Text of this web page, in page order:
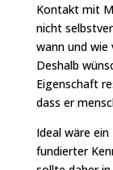
Kontakt mit
nicht
wann und
Deshalb
Eigenschaft
dass er
Ideal wäre
fundierter